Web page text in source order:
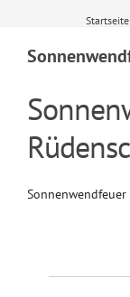
Startseite